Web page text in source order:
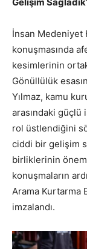
İnsan Medeniyet
konuşmasında
kesimlerinin
Gönüllülük
Yılmaz, kamu
arasındaki
rol üstlendiğini
ciddi bir gelişim
birliklerinin
konuşmaların
Arama Kurtarma
imzalandı.